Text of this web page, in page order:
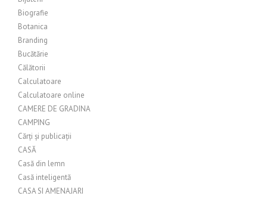
Biografie
Botanica
Branding
Bucătărie
Călătorii
Calculatoare
Calculatoare online
CAMERE DE GRADINA
CAMPING
Cărți și publicații
CASĂ
Casă din lemn
Casă inteligentă
CASA SI AMENAJARI